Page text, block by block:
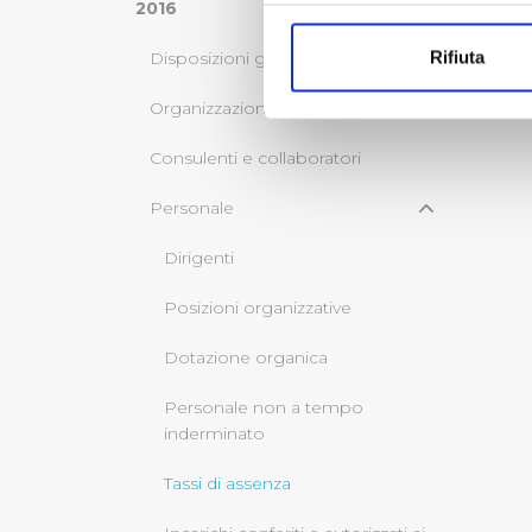
Identificare il tuo
digitali).
modificare o ritirare il tuo
Utilizziamo dei cookie
per personalizzare
pubblicità e social media,
desiderati e le terze parti
Rifiuta
2016
Disposizioni generali
Organizzazione
Consulenti e collaboratori
Personale
Dirigenti
Posizioni organizzative
Dotazione organica
Personale non a tempo
inderminato
Tassi di assenza